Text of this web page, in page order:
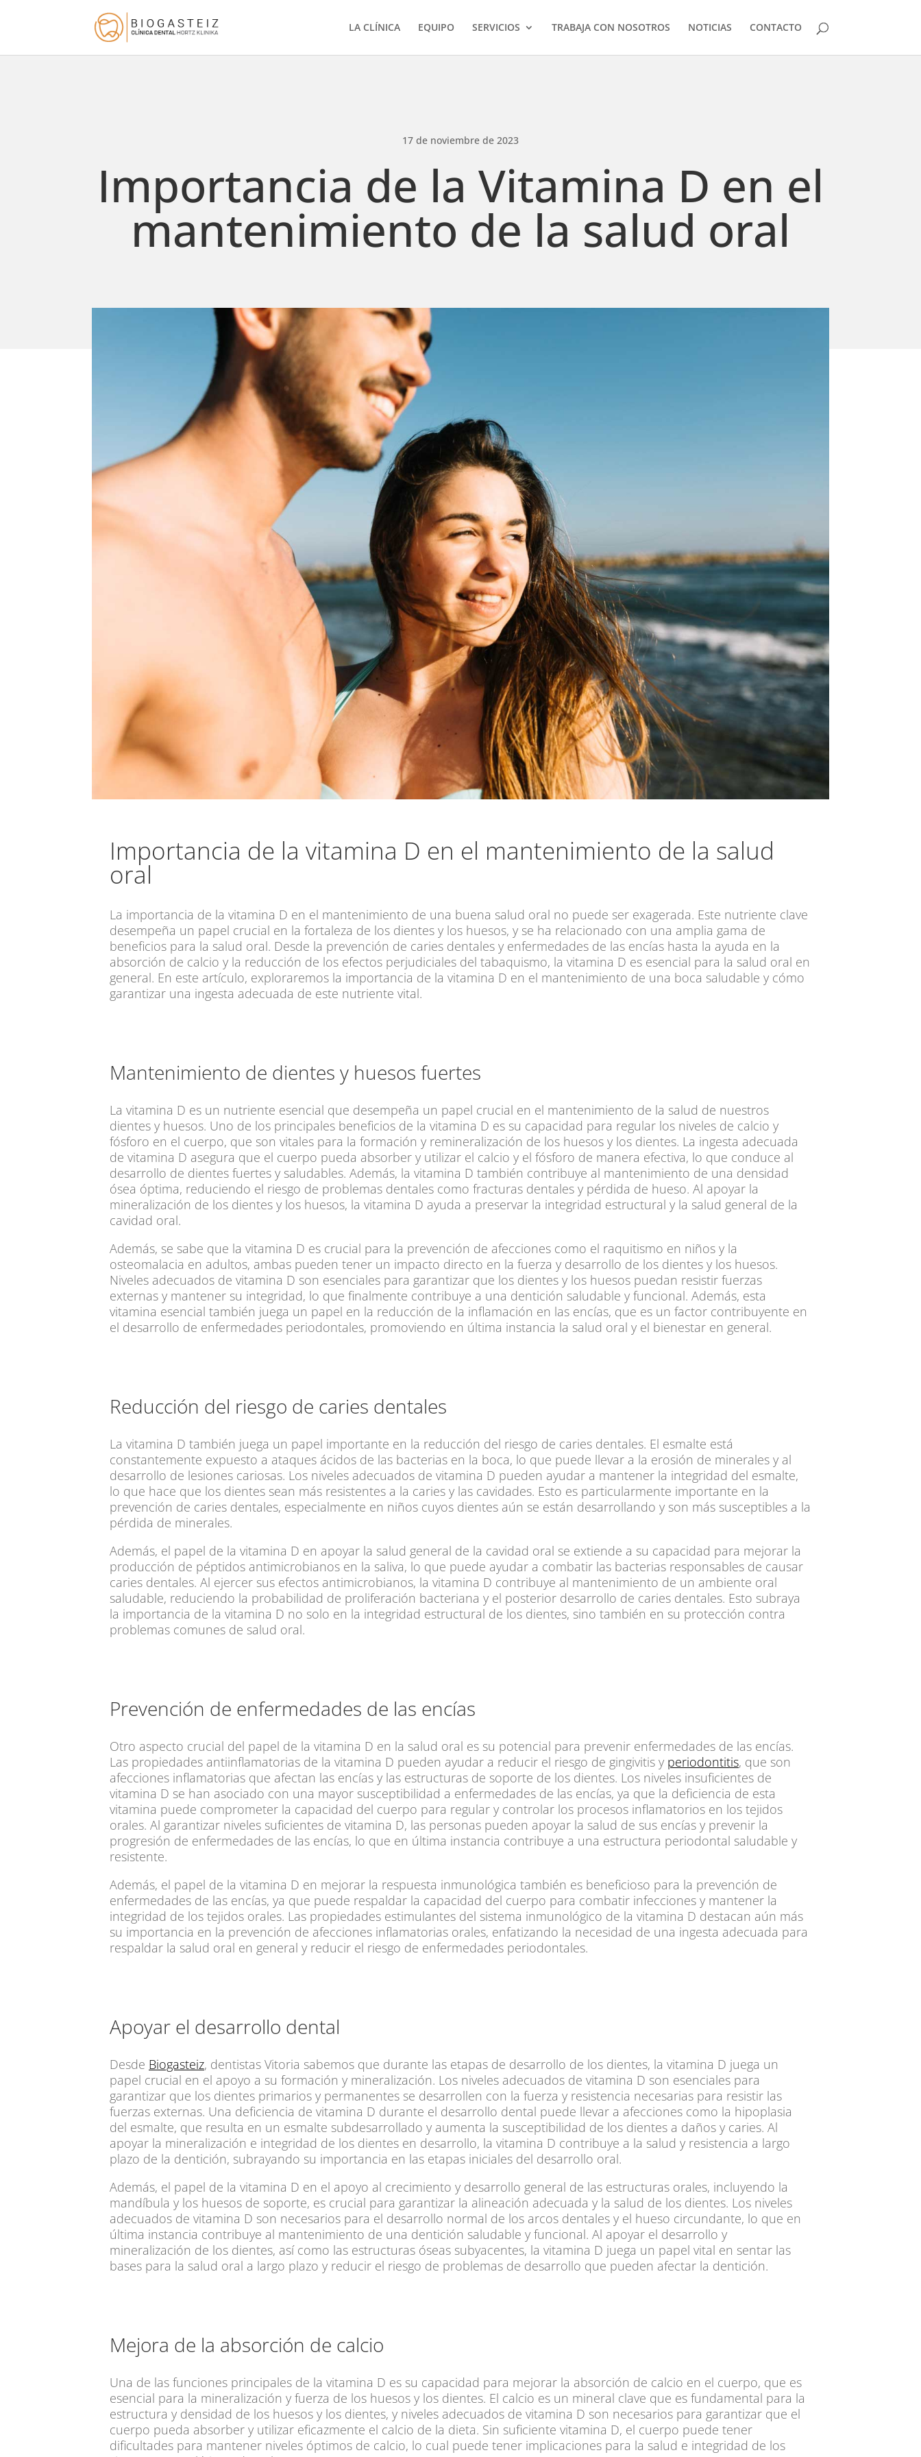
LA CLÍNICA EQUIPO SERVICIOS TRABAJA CON NOSOTROS NOTICIAS CONTACTO
17 de noviembre de 2023
Importancia de la Vitamina D en el
mantenimiento de la salud oral
Importancia de la vitamina D en el mantenimiento de la salud
oral
La importancia de la vitamina D en el mantenimiento de una buena salud oral no puede ser exagerada. Este nutriente clave
desempeña un papel crucial en la fortaleza de los dientes y los huesos, y se ha relacionado con una amplia gama de
beneficios para la salud oral. Desde la prevención de caries dentales y enfermedades de las encías hasta la ayuda en la
absorción de calcio y la reducción de los efectos perjudiciales del tabaquismo, la vitamina D es esencial para la salud oral en
general. En este artículo, exploraremos la importancia de la vitamina D en el mantenimiento de una boca saludable y cómo
garantizar una ingesta adecuada de este nutriente vital.
Mantenimiento de dientes y huesos fuertes
La vitamina D es un nutriente esencial que desempeña un papel crucial en el mantenimiento de la salud de nuestros
dientes y huesos. Uno de los principales beneficios de la vitamina D es su capacidad para regular los niveles de calcio y
fósforo en el cuerpo, que son vitales para la formación y remineralización de los huesos y los dientes. La ingesta adecuada
de vitamina D asegura que el cuerpo pueda absorber y utilizar el calcio y el fósforo de manera efectiva, lo que conduce al
desarrollo de dientes fuertes y saludables. Además, la vitamina D también contribuye al mantenimiento de una densidad
ósea óptima, reduciendo el riesgo de problemas dentales como fracturas dentales y pérdida de hueso. Al apoyar la
mineralización de los dientes y los huesos, la vitamina D ayuda a preservar la integridad estructural y la salud general de la
cavidad oral.
Además, se sabe que la vitamina D es crucial para la prevención de afecciones como el raquitismo en niños y la
osteomalacia en adultos, ambas pueden tener un impacto directo en la fuerza y desarrollo de los dientes y los huesos.
Niveles adecuados de vitamina D son esenciales para garantizar que los dientes y los huesos puedan resistir fuerzas
externas y mantener su integridad, lo que finalmente contribuye a una dentición saludable y funcional. Además, esta
vitamina esencial también juega un papel en la reducción de la inflamación en las encías, que es un factor contribuyente en
el desarrollo de enfermedades periodontales, promoviendo en última instancia la salud oral y el bienestar en general.
Reducción del riesgo de caries dentales
La vitamina D también juega un papel importante en la reducción del riesgo de caries dentales. El esmalte está
constantemente expuesto a ataques ácidos de las bacterias en la boca, lo que puede llevar a la erosión de minerales y al
desarrollo de lesiones cariosas. Los niveles adecuados de vitamina D pueden ayudar a mantener la integridad del esmalte,
lo que hace que los dientes sean más resistentes a la caries y las cavidades. Esto es particularmente importante en la
prevención de caries dentales, especialmente en niños cuyos dientes aún se están desarrollando y son más susceptibles a la
pérdida de minerales.
Además, el papel de la vitamina D en apoyar la salud general de la cavidad oral se extiende a su capacidad para mejorar la
producción de péptidos antimicrobianos en la saliva, lo que puede ayudar a combatir las bacterias responsables de causar
caries dentales. Al ejercer sus efectos antimicrobianos, la vitamina D contribuye al mantenimiento de un ambiente oral
saludable, reduciendo la probabilidad de proliferación bacteriana y el posterior desarrollo de caries dentales. Esto subraya
la importancia de la vitamina D no solo en la integridad estructural de los dientes, sino también en su protección contra
problemas comunes de salud oral.
Prevención de enfermedades de las encías
Otro aspecto crucial del papel de la vitamina D en la salud oral es su potencial para prevenir enfermedades de las encías.
Las propiedades antiinflamatorias de la vitamina D pueden ayudar a reducir el riesgo de gingivitis y periodontitis, que son
afecciones inflamatorias que afectan las encías y las estructuras de soporte de los dientes. Los niveles insuficientes de
vitamina D se han asociado con una mayor susceptibilidad a enfermedades de las encías, ya que la deficiencia de esta
vitamina puede comprometer la capacidad del cuerpo para regular y controlar los procesos inflamatorios en los tejidos
orales. Al garantizar niveles suficientes de vitamina D, las personas pueden apoyar la salud de sus encías y prevenir la
progresión de enfermedades de las encías, lo que en última instancia contribuye a una estructura periodontal saludable y
resistente.
Además, el papel de la vitamina D en mejorar la respuesta inmunológica también es beneficioso para la prevención de
enfermedades de las encías, ya que puede respaldar la capacidad del cuerpo para combatir infecciones y mantener la
integridad de los tejidos orales. Las propiedades estimulantes del sistema inmunológico de la vitamina D destacan aún más
su importancia en la prevención de afecciones inflamatorias orales, enfatizando la necesidad de una ingesta adecuada para
respaldar la salud oral en general y reducir el riesgo de enfermedades periodontales.
Apoyar el desarrollo dental
Desde Biogasteiz, dentistas Vitoria sabemos que durante las etapas de desarrollo de los dientes, la vitamina D juega un
papel crucial en el apoyo a su formación y mineralización. Los niveles adecuados de vitamina D son esenciales para
garantizar que los dientes primarios y permanentes se desarrollen con la fuerza y resistencia necesarias para resistir las
fuerzas externas. Una deficiencia de vitamina D durante el desarrollo dental puede llevar a afecciones como la hipoplasia
del esmalte, que resulta en un esmalte subdesarrollado y aumenta la susceptibilidad de los dientes a daños y caries. Al
apoyar la mineralización e integridad de los dientes en desarrollo, la vitamina D contribuye a la salud y resistencia a largo
plazo de la dentición, subrayando su importancia en las etapas iniciales del desarrollo oral.
Además, el papel de la vitamina D en el apoyo al crecimiento y desarrollo general de las estructuras orales, incluyendo la
mandíbula y los huesos de soporte, es crucial para garantizar la alineación adecuada y la salud de los dientes. Los niveles
adecuados de vitamina D son necesarios para el desarrollo normal de los arcos dentales y el hueso circundante, lo que en
última instancia contribuye al mantenimiento de una dentición saludable y funcional. Al apoyar el desarrollo y
mineralización de los dientes, así como las estructuras óseas subyacentes, la vitamina D juega un papel vital en sentar las
bases para la salud oral a largo plazo y reducir el riesgo de problemas de desarrollo que pueden afectar la dentición.
Mejora de la absorción de calcio
Una de las funciones principales de la vitamina D es su capacidad para mejorar la absorción de calcio en el cuerpo, que es
esencial para la mineralización y fuerza de los huesos y los dientes. El calcio es un mineral clave que es fundamental para la
estructura y densidad de los huesos y los dientes, y niveles adecuados de vitamina D son necesarios para garantizar que el
cuerpo pueda absorber y utilizar eficazmente el calcio de la dieta. Sin suficiente vitamina D, el cuerpo puede tener
dificultades para mantener niveles óptimos de calcio, lo cual puede tener implicaciones para la salud e integridad de los